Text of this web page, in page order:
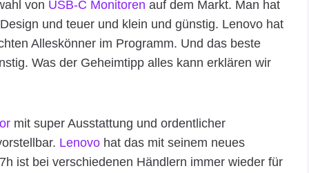
von USB-C Monitoren auf dem Markt. Man hat
und teuer und klein und günstig. Lenovo hat
Alleskönner im Programm. Und das beste
Was der Geheimtipp alles kann erklären wir
mit super Ausstattung und ordentlicher
Lenovo hat das mit seinem neues
ist bei verschiedenen Händlern immer wieder für